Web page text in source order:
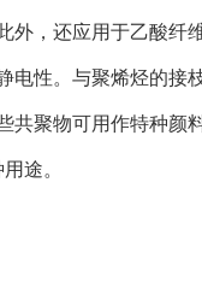
外，还应用于乙酸纤
电性。与聚烯烃的接
聚物可用作特种颜
途。